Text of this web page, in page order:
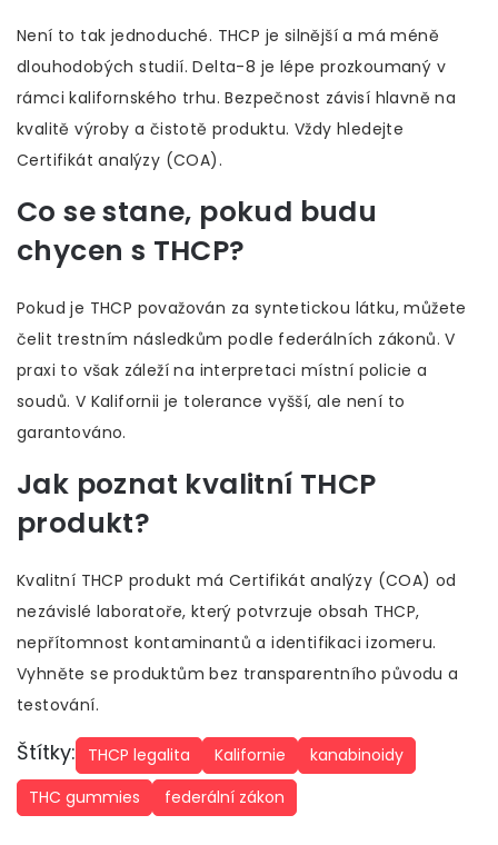
Není to tak jednoduché. THCP je silnější a má méně
dlouhodobých studií. Delta-8 je lépe prozkoumaný v
rámci kalifornského trhu. Bezpečnost závisí hlavně na
kvalitě výroby a čistotě produktu. Vždy hledejte
Certifikát analýzy (COA).
Co se stane, pokud budu
chycen s THCP?
Pokud je THCP považován za syntetickou látku, můžete
čelit trestním následkům podle federálních zákonů. V
praxi to však záleží na interpretaci místní policie a
soudů. V Kalifornii je tolerance vyšší, ale není to
garantováno.
Jak poznat kvalitní THCP
produkt?
Kvalitní THCP produkt má Certifikát analýzy (COA) od
nezávislé laboratoře, který potvrzuje obsah THCP,
nepřítomnost kontaminantů a identifikaci izomeru.
Vyhněte se produktům bez transparentního původu a
testování.
Štítky: THCP legalita Kalifornie
kanabinoidy
THC gummies
federální zákon